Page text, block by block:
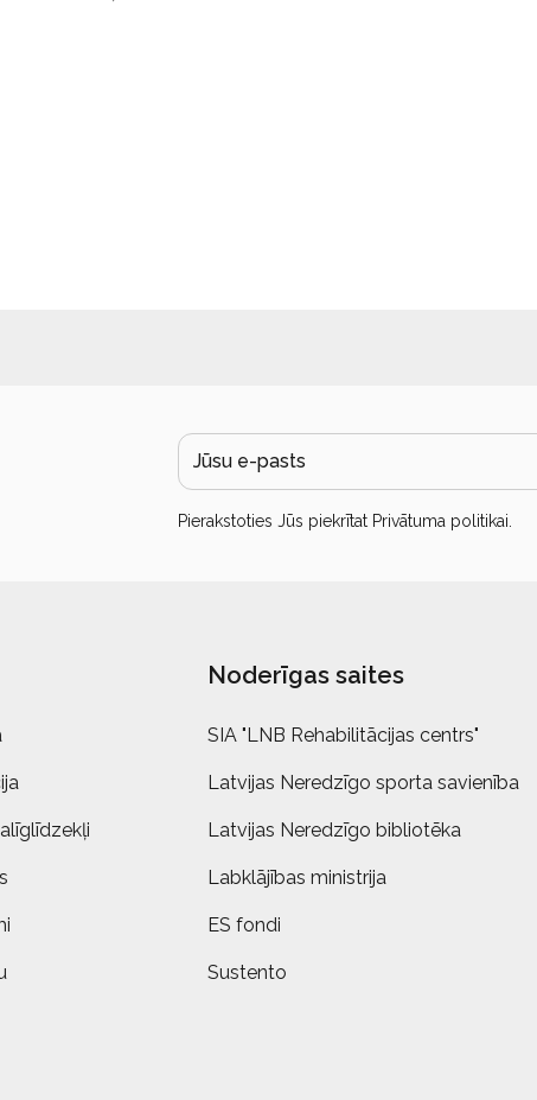
Pierakstoties Jūs piekrītat Privātuma politikai
Noderīgas saites
SIA "LNB Rehabilitācijas centrs"
Latvijas Neredzīgo sporta savienība
Latvijas Neredzīgo bibliotēka
Labklājības ministrija
ES fondi
Sustento